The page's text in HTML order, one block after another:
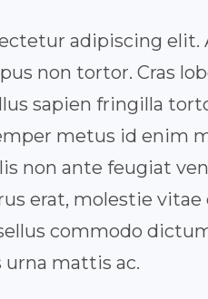
adipiscing elit.
non tortor. Cras
sapien fringilla
metus id enim
non ante feugiat
erat, molestie
commodo
urna mattis ac.